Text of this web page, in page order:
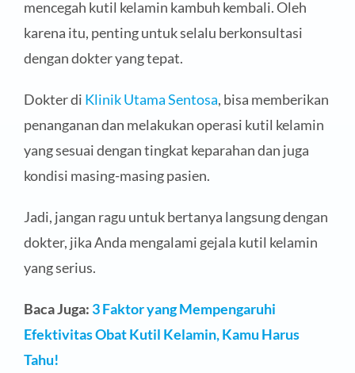
mencegah kutil kelamin kambuh kembali. Oleh
karena itu, penting untuk selalu berkonsultasi
dengan dokter yang tepat.
Dokter di Klinik Utama Sentosa, bisa memberikan
penanganan dan melakukan operasi kutil kelamin
yang sesuai dengan tingkat keparahan dan juga
kondisi masing-masing pasien.
Jadi, jangan ragu untuk bertanya langsung dengan
dokter, jika Anda mengalami gejala kutil kelamin
yang serius.
Baca Juga: 3 Faktor yang Mempengaruhi
Efektivitas Obat Kutil Kelamin, Kamu Harus
Tahu!